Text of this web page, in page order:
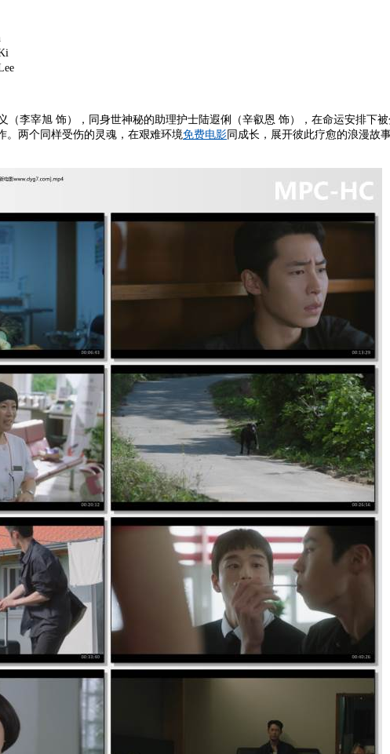
李宰旭 饰），同身世神秘的助理护士陆遐俐（辛叡恩 饰），在命运安排下
。两个同样受伤的灵魂，在艰难环境免费电影 同成长，展开彼此疗愈的浪漫故